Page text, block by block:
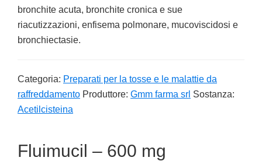
bronchite acuta, bronchite cronica e sue
riacutizzazioni, enfisema polmonare, mucoviscidosi e
bronchiectasie.
Categoria: Preparati per la tosse e le malattie da
raffreddamento Produttore: Gmm farma srl Sostanza:
Acetilcisteina
Fluimucil – 600 mg